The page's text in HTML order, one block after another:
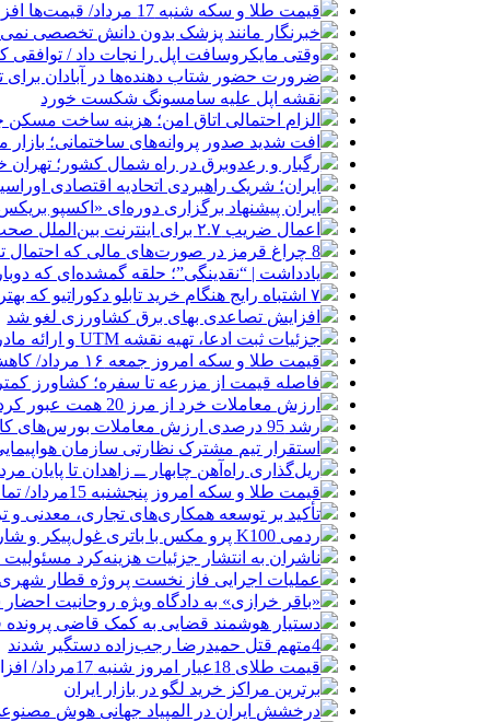
قیمت طلا و سکه شنبه 17 مرداد/ قیمت‌ها افزایشی
خبرنگار مانند پزشک بدون دانش تخصصی
وقتی مایکروسافت اپل را نجات داد /
ضرورت حضور شتاب ‌دهنده‌ها در آبادان
نقشه اپل علیه سامسونگ شکست خورد
الزام احتمالی اتاق امن؛ هزینه ساخت مسکن
افت شدید صدور پروانه‌های ساختمانی؛
رگبار و رعدوبرق در راه شمال کشور؛
ایران؛ شریک راهبردی اتحادیه اقتصادی
ایران پیشنهاد برگزاری دوره‌ای «اکسپو
اعمال ضریب ۲.۷ برای اینترنت بین‌الملل صحت دارد؟ / واکنش سازمان تنظیم مقررات
8 چراغ قرمز در صورت‌های مالی که احتمال تقلب را آشکار می‌کند
یادداشت | “نقدینگی”؛ حلقه گمشده‌ای که
۷ اشتباه رایج هنگام خرید تابلو دکوراتیو که بهتر است مرتکب نشوید
افزایش تصاعدی بهای برق کشاورزی لغو شد
جزئیات ثبت ادعا، تهیه نقشه UTM و ارائه مادر سند اعلام شد
قیمت طلا و سکه امروز جمعه ۱۶ مرداد/ کاهش قیمت ها+ جدول و جزییات
فاصله قیمت از مزرعه تا سفره؛ کشاورز
ارزش معاملات خرد از مرز 20 همت عبور کرد
رشد 95 درصدی ارزش معاملات بورس‌های کالایی
استقرار تیم مشترک نظارتی سازمان
ریل‌گذاری راه‌آهن چابهار ــ زاهدان تا پایان
قیمت طلا و سکه امروز پنجشنبه 15مرداد/ تمام قیمت ها بر مدار افزایش + جدول
تأکید بر توسعه همکاری‌های تجاری، معدنی و
ردمی K100 پرو مکس با باتری غول‌پیکر و شارژ بی‌سیم روانه بازار می‌شود
ناشران به انتشار جزئیات هزینه‌کرد
عملیات اجرایی فاز نخست پروژه قطار
«باقر خرازی» به دادگاه ویژه روحانیت
دستیار هوشمند قضایی به کمک قاضی پرونده
4متهم قتل حمیدرضا رجب‌زاده دستگیر شدند
قیمت طلای 18عیار امروز شنبه 17مرداد/ افزایش قیمت + جدول و جزئیات
برترین مراکز خرید لگو در بازار ایران
درخشش ایران در المپیاد جهانی هوش